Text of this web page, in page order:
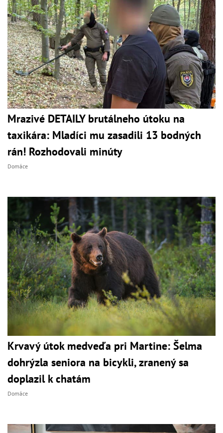
Mrazivé DETAILY brutálneho útoku na
taxikára: Mladíci mu zasadili 13 bodných
rán! Rozhodovali minúty
Domáce
Krvavý útok medveďa pri Martine: Šelma
dohrýzla seniora na bicykli, zranený sa
doplazil k chatám
Domáce